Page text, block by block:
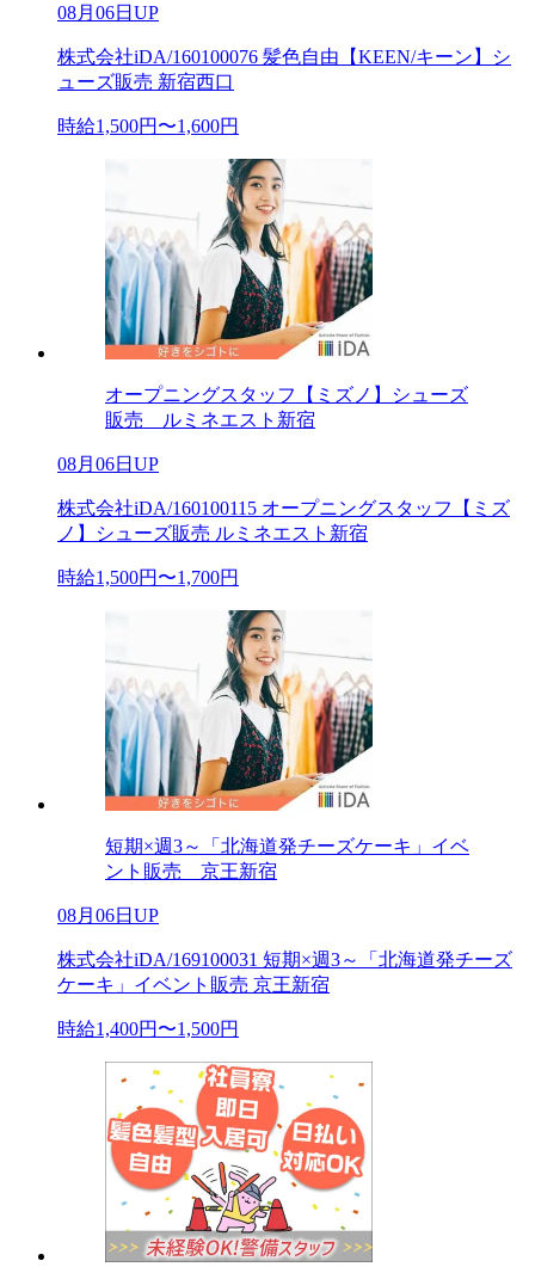
08月06日UP
株式会社iDA/160100076 髪色自由【KEEN/キーン】シ
ューズ販売 新宿西口
時給1,500円〜1,600円
オープニングスタッフ【ミズノ】シューズ
販売 ルミネエスト新宿
08月06日UP
株式会社iDA/160100115 オープニングスタッフ【ミズ
ノ】シューズ販売 ルミネエスト新宿
時給1,500円〜1,700円
短期×週3～「北海道発チーズケーキ」イベ
ント販売 京王新宿
08月06日UP
株式会社iDA/169100031 短期×週3～「北海道発チーズ
ケーキ」イベント販売 京王新宿
時給1,400円〜1,500円